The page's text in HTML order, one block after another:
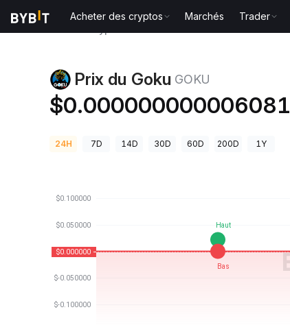
Acheter des cryptos Marchés Trader
Prix du Goku GOKU
$0.000000000006081
24H 7D 14D 30D 60D 200D 1Y